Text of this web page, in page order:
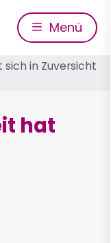
Menü
in Zuversicht
hat